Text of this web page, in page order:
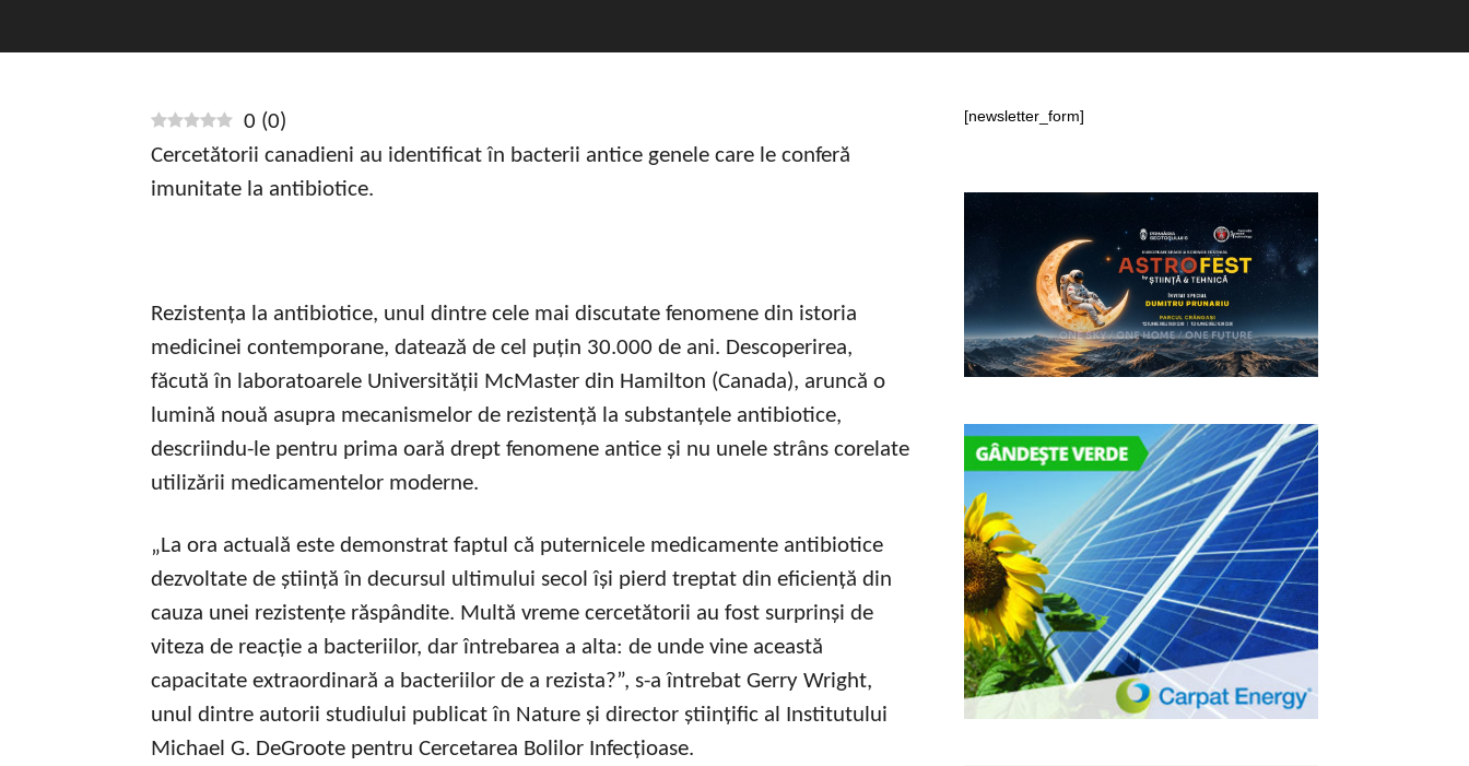
0 (0)
Cercetătorii canadieni au identificat în bacterii antice genele care le conferă
imunitate la antibiotice.
Rezistența la antibiotice, unul dintre cele mai discutate fenomene din istoria
medicinei contemporane, datează de cel puțin 30.000 de ani. Descoperirea,
făcută în laboratoarele Universității McMaster din Hamilton (Canada), aruncă o
lumină nouă asupra mecanismelor de rezistență la substanțele antibiotice,
descriindu-le pentru prima oară drept fenomene antice și nu unele strâns corelate
utilizării medicamentelor moderne.
„La ora actuală este demonstrat faptul că puternicele medicamente antibiotice
dezvoltate de știință în decursul ultimului secol își pierd treptat din eficiență din
cauza unei rezistențe răspândite. Multă vreme cercetătorii au fost surprinși de
viteza de reacție a bacteriilor, dar întrebarea a alta: de unde vine această
capacitate extraordinară a bacteriilor de a rezista?”, s-a întrebat Gerry Wright,
unul dintre autorii studiului publicat în Nature și director științific al Institutului
Michael G. DeGroote pentru Cercetarea Bolilor Infecțioase.
[newsletter_form]